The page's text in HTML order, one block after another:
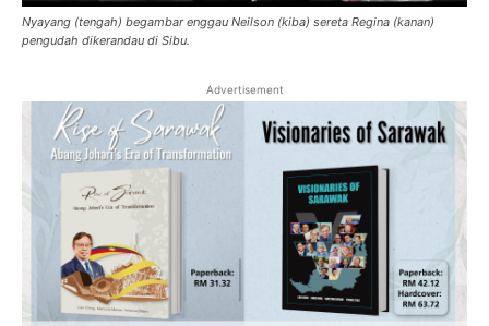
Nyayang (tengah) begambar enggau Neilson (kiba) sereta Regina (kanan)
pengudah dikerandau di Sibu.
Advertisement